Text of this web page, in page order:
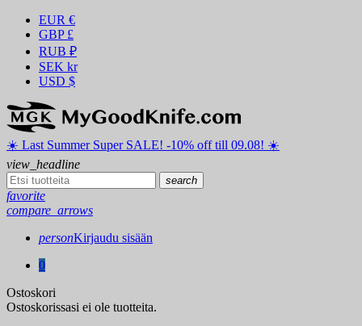
EUR €
GBP £
RUB ₽
SEK kr
USD $
☀️ ️Last Summer Super SALE! -10% off till 09.08! ☀️
view_headline
search
favorite
compare_arrows
personKirjaudu sisään
0
Ostoskori
Ostoskorissasi ei ole tuotteita.